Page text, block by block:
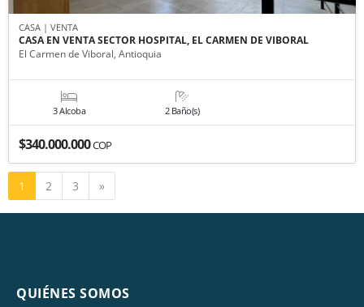
CASA | VENTA
CASA EN VENTA SECTOR HOSPITAL, EL CARMEN DE VIBORAL
El Carmen de Viboral, Antioquia
3 Alcoba 2 Baño(s)
$340.000.000COP
1 2 3 »
QUIÉNES SOMOS